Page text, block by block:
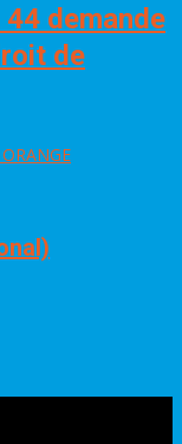
44 demande
de